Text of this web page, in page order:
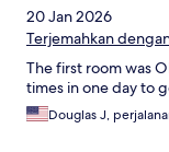
20 Jan 2026
Terjemahkan
The first room was
times in one day to
Douglas J,